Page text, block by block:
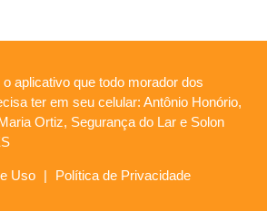
aplicativo que todo morador dos
ter em seu celular: Antônio Honório,
Ortiz, Segurança do Lar e Solon
Uso | Política de Privacidade